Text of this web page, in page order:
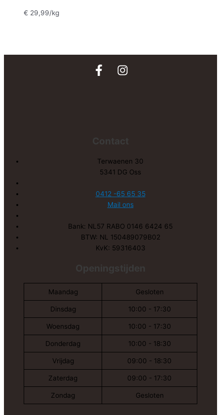
€ 29,99/kg
Terwaenen 30
5341 DG Oss
0412 -65 65 35
Mail ons
Bank: NL57 RABO 0146 6424 65
BTW: NL 150489079B02
KvK: 59316403
Maandag Gesloten
Dinsdag 10:00 - 17:30
Woensdag 10:00 - 17:30
Donderdag 10:00 - 18:30
Vrijdag 09:00 - 18:30
Zaterdag 09:00 - 17:30
Zondag Gesloten